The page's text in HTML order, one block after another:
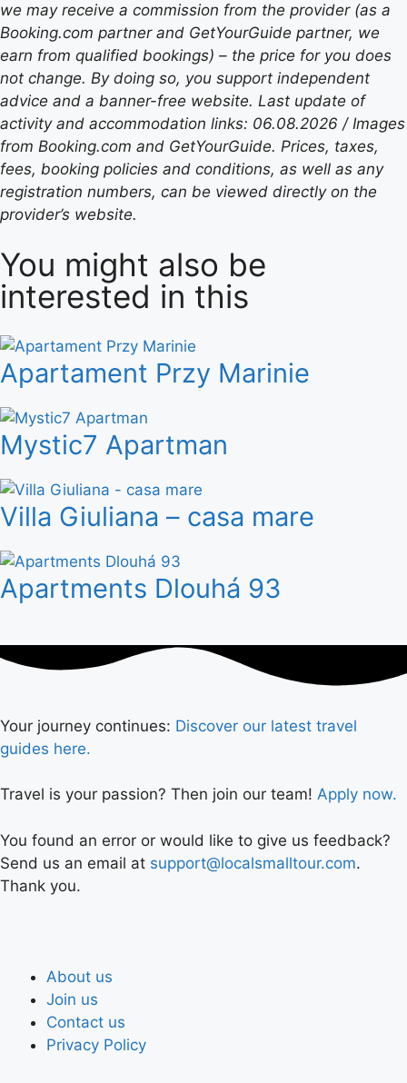
we may receive a commission from the provider (as a
Booking.com partner and GetYourGuide partner, we
earn from qualified bookings) – the price for you does
not change. By doing so, you support independent
advice and a banner-free website. Last update of
activity and accommodation links: 06.08.2026 / Images
from Booking.com and GetYourGuide. Prices, taxes,
fees, booking policies and conditions, as well as any
registration numbers, can be viewed directly on the
provider’s website.
You might also be
interested in this
Apartament Przy Marinie
Mystic7 Apartman
Villa Giuliana – casa mare
Apartments Dlouhá 93
Your journey continues: Discover our latest travel
guides here.
Travel is your passion? Then join our team! Apply now.
You found an error or would like to give us feedback?
Send us an email at support@localsmalltour.com.
Thank you.
About us
Join us
Contact us
Privacy Policy